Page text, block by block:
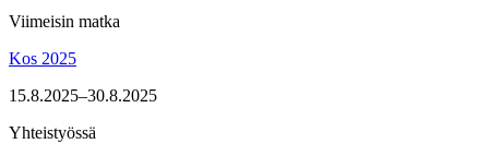
Viimeisin matka
Kos 2025
15.8.2025–30.8.2025
Yhteistyössä